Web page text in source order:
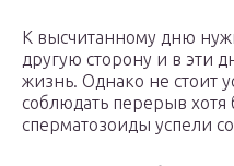
К высчитанному дню
другую сторону и в эти
жизнь. Однако не стоит
соблюдать перерыв хотя
сперматозоиды успели